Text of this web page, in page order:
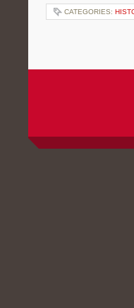
CATEGORIES: